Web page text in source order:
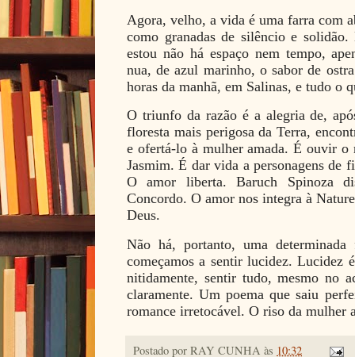
Agora, velho, a vida é uma farra com
como granadas de silêncio e
estou não há espaço nem tempo,
nua, de azul marinho, o sabor de
horas da manhã, em Salinas, e tudo o
O triunfo da razão é a alegria de,
floresta mais perigosa da Terra,
e ofertá-lo à mulher amada. É ouvir
Jasmim. É dar vida a personagens de
O amor liberta. Baruch Spinoza
Concordo. O amor nos integra à
Deus.
Não há, portanto, uma
começamos a sentir lucidez. Lucidez
nitidamente, sentir tudo, mesmo no
claramente. Um poema que saiu
romance irretocável. O riso da mulher
Postado por RAY CUNHA às 10:32